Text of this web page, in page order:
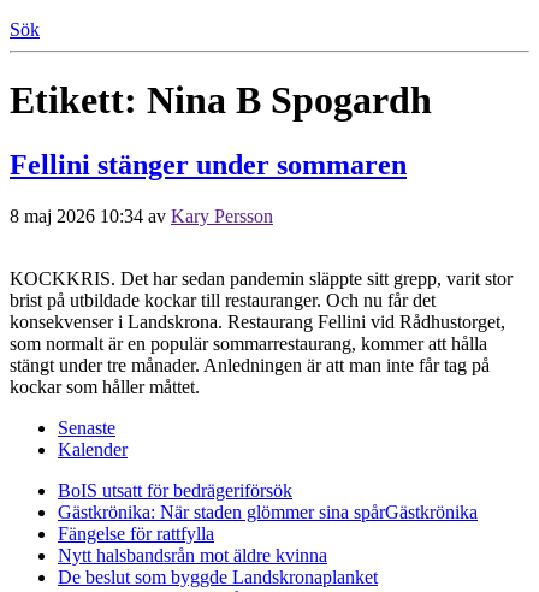
Sök
Etikett: Nina B Spogardh
Fellini stänger under sommaren
8 maj 2026 10:34 av Kary Persson
KOCKKRIS. Det har sedan pandemin släppte sitt grepp, varit stor
brist på utbildade kockar till restauranger. Och nu får det
konsekvenser i Landskrona. Restaurang Fellini vid Rådhustorget,
som normalt är en populär sommarrestaurang, kommer att hålla
stängt under tre månader. Anledningen är att man inte får tag på
kockar som håller måttet.
Senaste
Kalender
BoIS utsatt för bedrägeriförsök
Gästkrönika: När staden glömmer sina spårGästkrönika
Fängelse för rattfylla
Nytt halsbandsrån mot äldre kvinna
De beslut som byggde Landskronaplanket